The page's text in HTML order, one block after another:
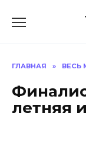
ГЛАВНАЯ » ВЕСЬ
летняя